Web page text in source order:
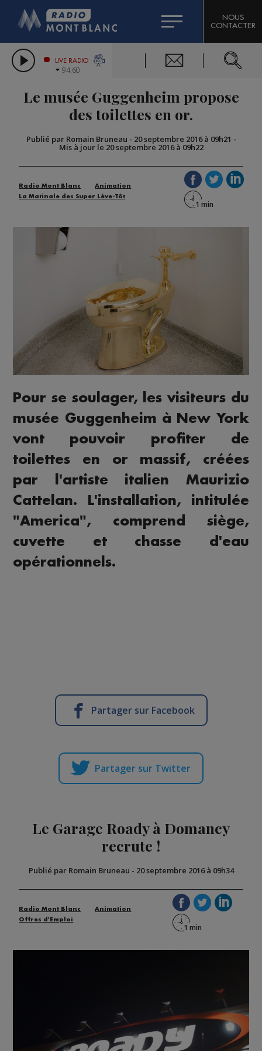
LES CHRONIQUES DE L'EXPERT
CITIZEN MACHINERY
GRAND MASSIF DOMAINES SKIABLES
BIGARD
COMPAGNIE DU MONT-BLANC
NOUS
CONTACTER
LIVE RADIO
94.60
Le musée Guggenheim propose
des toilettes en or.
Publié par Romain Bruneau - 20 septembre 2016 à 09h21 -
Mis à jour le 20 septembre 2016 à 09h22
Radio Mont Blanc
Animation
La Matinale des Super Lève-Tôt
Pour se soulager, les visiteurs du
musée Guggenheim à New York
vont pouvoir profiter de
toilettes en or massif, créées
par l'artiste italien Maurizio
Cattelan. L'installation, intitulée
"America", comprend siège,
cuvette et chasse d'eau
opérationnels.
Partager sur Facebook
Partager sur Twitter
Le Garage Roady à Domancy
recrute !
Publié par Romain Bruneau - 20 septembre 2016 à 09h34
Radio Mont Blanc
Animation
Offres d'Emploi